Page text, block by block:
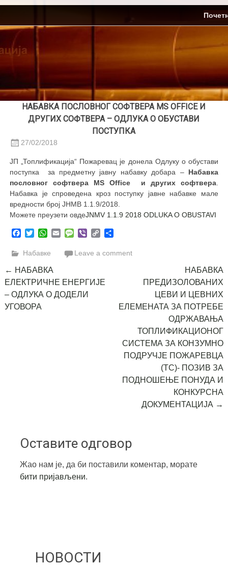
Skip
content
НАБАВКА ПОСЛОВНОГ СОФТВЕРА MS ОFFICE И
ДРУГИХ СОФТВЕРА – ОДЛУКА О ОБУСТАВИ
ПОСТУПКА
27/02/2018
ЈП „Топлификација“ Пожаревац је донела Одлуку о обустави
поступка за предметну јавну набавку добара – Набавка
пословног софтвера MS Office и других софтвера
Набавка је спроведена кроз поступку јавне набавке мале
вредности број ЈНМВ 1.1.9/2018.
Можете преузети овдеJNMV 1.1.9 2018 ODLUKA O OBUSTAVI
Facebook
TwitterWhatsApp
EmailMessage
ViberCopy
Набавке Leave a comment
Post
navigation
← НАБАВКА
ЕЛЕКТРИЧНЕ ЕНЕРГИЈЕ
– ОДЛУКА О ДОДЕЛИ
УГОВОРА
НАБАВКА
ПРЕДИЗОЛОВАНИХ
ЦЕВИ И ЦЕВНИХ
ЕЛЕМЕНАТА ЗА ПОТРЕБЕ
ОДРЖАВАЊА
ТОПЛИФИКАЦИОНОГ
СИСТЕМА ЗА КОНЗУМНО
ПОДРУЧЈЕ ПОЖАРЕВЦА
(ТС)- ПОЗИВ ЗА
ПОДНОШЕЊЕ ПОНУДА И
КОНКУРСНА
ДОКУМЕНТАЦИЈА →
Оставите одговор
Жао нам је, да би поставили коментар, морате
бити пријављени.
НОВОСТИ